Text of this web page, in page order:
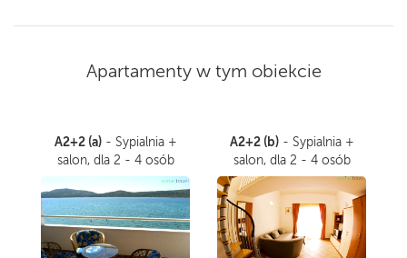
Apartamenty w tym obiekcie
A2+2 (a)- Sypialnia +
salon, dla 2 - 4 osób
A2+2 (b)- Sypialnia +
salon, dla 2 - 4 osób